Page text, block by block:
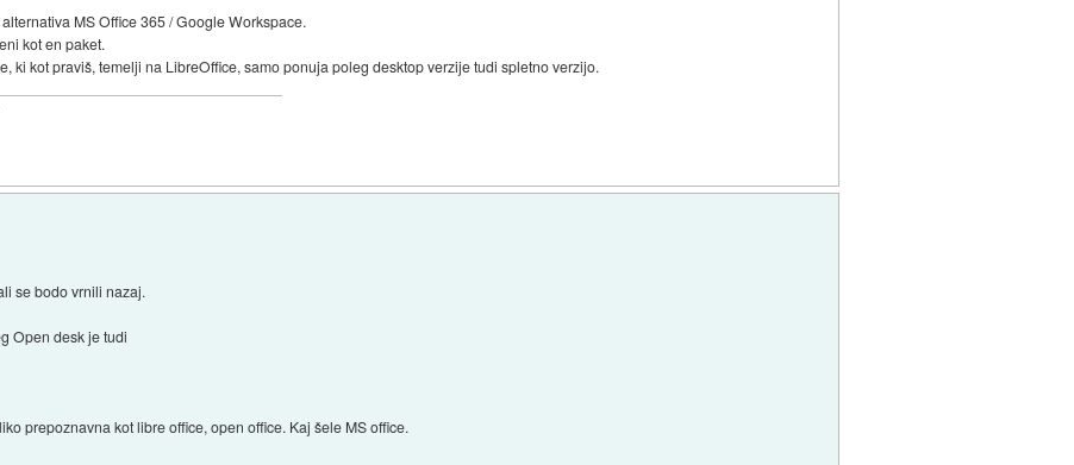
MS Office 365 / Google Workspace.
kot en paket.
ki kot praviš, temelji na LibreOffice, samo ponuja poleg desktop verzije tudi spletno verzijo.
se bodo vrnili nazaj.
Open desk je tudi
prepoznavna kot libre office, open office. Kaj šele MS office.